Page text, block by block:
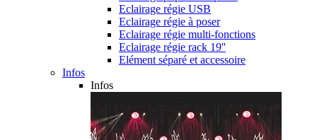
Eclairage régie USB
Eclairage régie à poser
Eclairage régie multi-fonctions
Eclairage régie rack 19''
Elément séparé et accessoire
Infos
Infos